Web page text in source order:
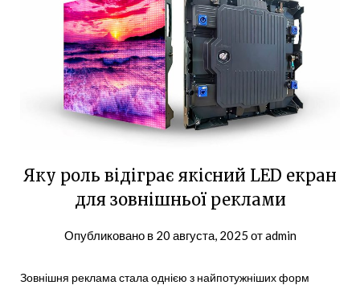
Яку роль відіграє якісний LED екран
для зовнішньої реклами
Опубликовано в 20 августа, 2025 отadmin
Зовнішня реклама стала однією з найпотужніших форм